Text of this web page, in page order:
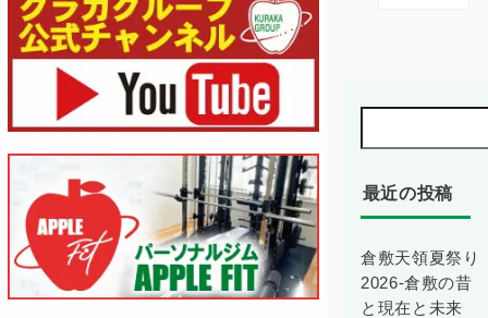
2月
最近の投稿
倉敷天領夏祭り
2026-倉敷の昔
と現在と未来